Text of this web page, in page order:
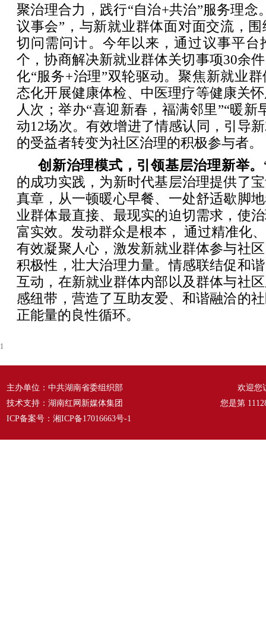
聚治理合力，践行“自治+共治”服务理念
议事会”，与新就业群体面对面交流，
切问需问计。今年以来，通过议事平台
个，协商解决新就业群体关切事项30余
化“服务+治理”双轮驱动。聚焦新就业
态化开展健康体检、中医理疗等健康关
人次；举办“喜迎新春，福满邻里”“暖新
动12场次。有效增进了情感认同，引导
的受益者转变为社区治理的积极参与者。
创新治理模式，引领基层治理新举。
的成功实践，为新时代基层治理提供了
真章，从一顿暖心早餐、一处舒适歇脚
业群体最直接、最现实的迫切需求，使
富实效。发动群众是根本， 通过精准化
有效凝聚人心，激发新就业群体参与社
积极性，壮大治理力量。情感联结促和
互动，在新就业群体内部以及群体与社
感纽带，营造了互助友爱、和谐融洽的
正能量的良性循环。
1
主办单位：中共湖南省委组织部
技术支持：湖南红网新媒体集团
ICP备案号： 湘ICP备17016663号-1
欢迎您
您是第